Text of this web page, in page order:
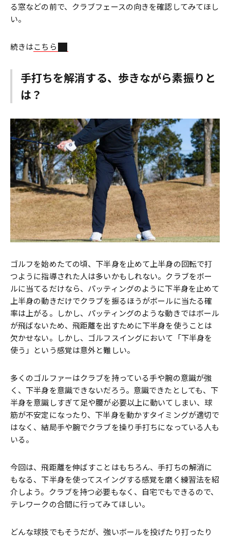
る窓などの前で、クラブフェースの向きを確認してみてほし
い。
続きはこちら
手打ちを解消する、歩きながら素振りと
は？
ゴルフを始めたての頃、下半身を止めて上半身の回転で打
つように指導された人は多いかもしれない。クラブをボー
ルに当てるだけなら、パッティングのように下半身を止めて
上半身の動きだけでクラブを振るほうがボールに当たる確
率は上がる。しかし、パッティングのような動きではボール
が飛ばないため、飛距離を出すために下半身を使うことは
欠かせない。しかし、ゴルフスイングにおいて「下半身を
使う」という感覚は意外と難しい。
多くのゴルファーはクラブを持っている手や腕の意識が強
く、下半身を意識できないだろう。意識できたとしても、下
半身を意識しすぎて足や腰が必要以上に動いてしまい、球
筋が不安定になったり、下半身を動かすタイミングが適切で
はなく、結局手や腕でクラブを操り手打ちになっている人も
いる。
今回は、飛距離を伸ばすことはもちろん、手打ちの解消に
もなる、下半身を使ってスイングする感覚を磨く練習法を紹
介しよう。クラブを持つ必要もなく、自宅でもできるので、
テレワークの合間に行ってみてほしい。
どんな球技でもそうだが、強いボールを投げたり打ったり